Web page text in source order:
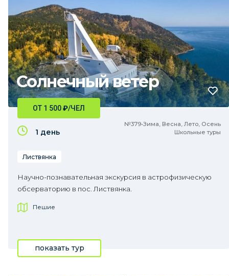
Солнечный ветер
№379•Зима, Весна, Лето, Осень
Школьные туры
ОТ 1 500₽/ЧЕЛ
1 день
Листвянка
Научно-познавательная экскурсия в астрофизическую
обсерваторию в пос. Листвянка.
Пешие
показать тур